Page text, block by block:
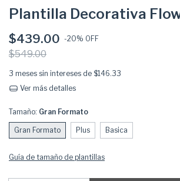
Plantilla Decorativa
$439.00 -20% OFF
$549.00
3 meses sin intereses de $146.33
Ver más detalles
Tamaño: Gran Formato
Gran Formato Plus Basica
Guía de tamaño de plantillas